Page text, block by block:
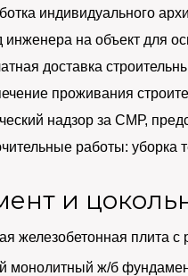
индивидуального
инженера на объект для
доставка
проживания
надзор за СМР,
работы: уборка
и
железобетонная плита с
монолитный ж/б